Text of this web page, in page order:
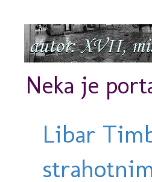
Neka je
Libar